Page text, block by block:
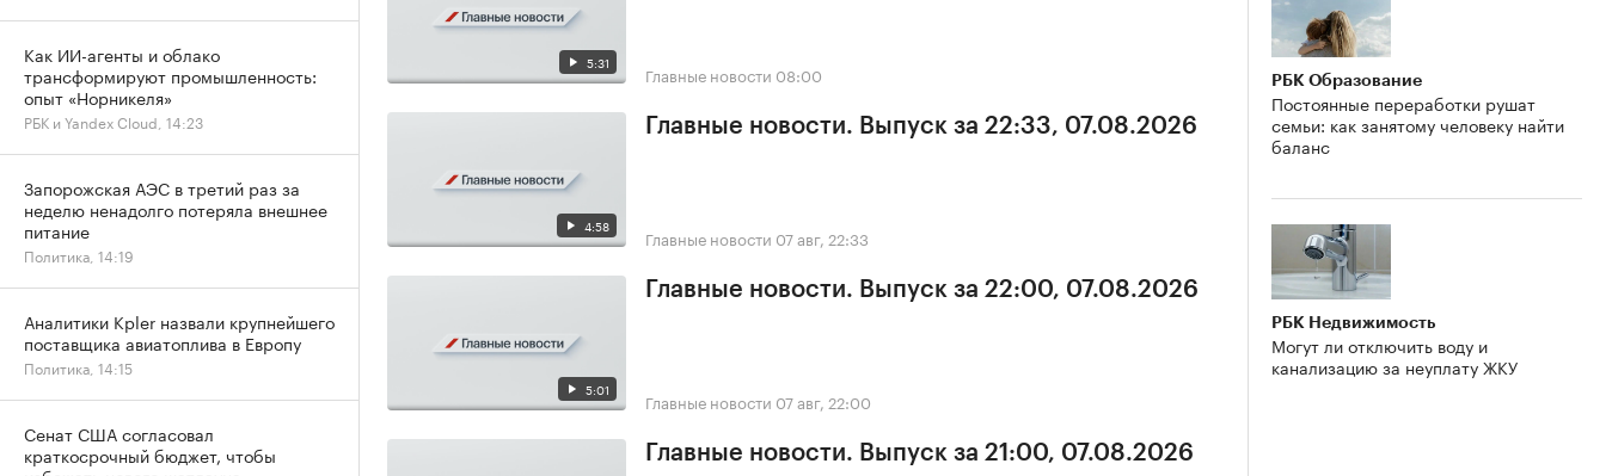
5:31 Главные новости 08:00
4:58
Главные новости. Выпуск за 22:33, 07.08.2026
Главные новости 07 авг, 22:33
5:01
Главные новости. Выпуск за 22:00, 07.08.2026
Главные новости 07 авг, 22:00
Главные новости. Выпуск за 21:00, 07.08.2026
РБК Образование
Постоянные переработки рушат
семьи: как занятому человеку найти
баланс
РБК Недвижимость
Могут ли отключить воду и
канализацию за неуплату ЖКУ
Как ИИ-агенты и облако
трансформируют промышленность:
опыт «Норникеля»
РБК и Yandex Cloud, 14:23
Запорожская АЭС в третий раз за
неделю ненадолго потеряла внешнее
питание
Политика, 14:19
Аналитики Kpler назвали крупнейшего
поставщика авиатоплива в Европу
Политика, 14:15
Сенат США согласовал
краткосрочный бюджет, чтобы